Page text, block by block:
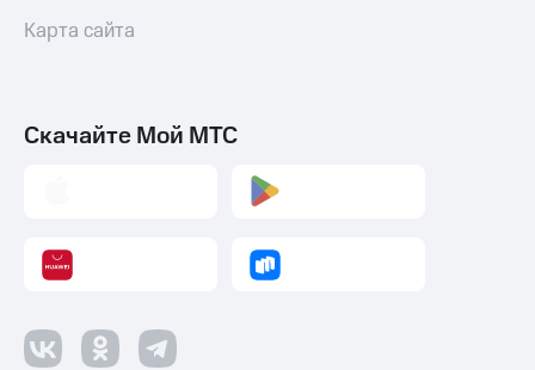
Карта сайта
Скачайте Мой МТС